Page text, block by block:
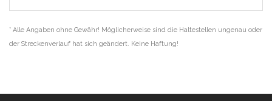
* Alle Angaben ohne Gewähr! Möglicherweise sind die Haltestellen ungenau oder
der Streckenverlauf hat sich geändert. Keine Haftung!